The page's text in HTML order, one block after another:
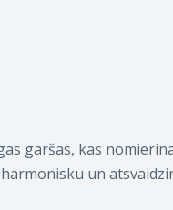
garšas, kas
un